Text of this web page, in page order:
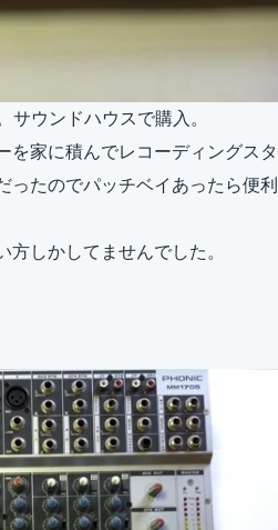
サウンドハウスで購入。
を家に積んでレコーディングスタ
ったのでパッチベイあったら便利
しかしてませんでした。